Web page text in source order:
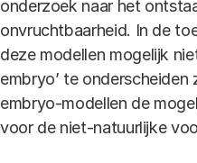
onderzoek naar het
onvruchtbaarheid. In de
deze modellen mogelijk
embryo’ te onderscheiden
embryo-modellen de
voor de niet-natuurlijke